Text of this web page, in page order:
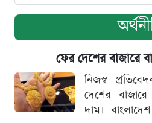
ফের দেশের বাজারে
নিজস্ব
দেশের
দাম।